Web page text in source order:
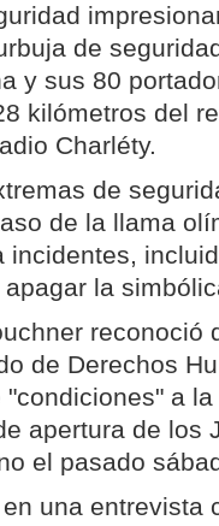
de
y sus 80
kilómetros del
Charléty.
de
de la llama
incidentes,
la
reconoció
de Derechos
a
apertura de los
el pasado
una entrevista